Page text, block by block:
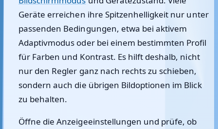
Geräte erreichen ihre Spitzenhelligkeit nur unter
passenden Bedingungen, etwa bei aktivem
Adaptivmodus oder bei einem bestimmten Profil
für Farben und Kontrast. Es hilft deshalb, nicht
nur den Regler ganz nach rechts zu schieben,
sondern auch die übrigen Bildoptionen im Blick
zu behalten.
Öffne die Anzeigeeinstellungen und prüfe, ob